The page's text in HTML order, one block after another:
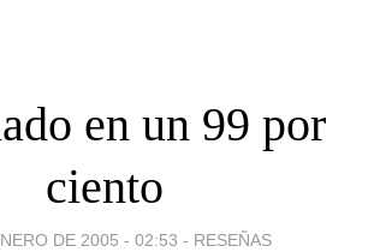
en un 99 por
ciento
DE 2005 - 02:53 - RESEÑAS